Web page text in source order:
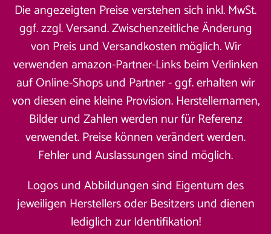
Die angezeigten Preise verstehen sich inkl. MwSt.
ggf. zzgl. Versand. Zwischenzeitliche Änderung
von Preis und Versandkosten möglich. Wir
verwenden amazon-Partner-Links beim Verlinken
auf Online-Shops und Partner - ggf. erhalten wir
von diesen eine kleine Provision. Herstellernamen,
Bilder und Zahlen werden nur für Referenz
verwendet. Preise können verändert werden.
Fehler und Auslassungen sind möglich.
Logos und Abbildungen sind Eigentum des
jeweiligen Herstellers oder Besitzers und dienen
lediglich zur Identifikation!